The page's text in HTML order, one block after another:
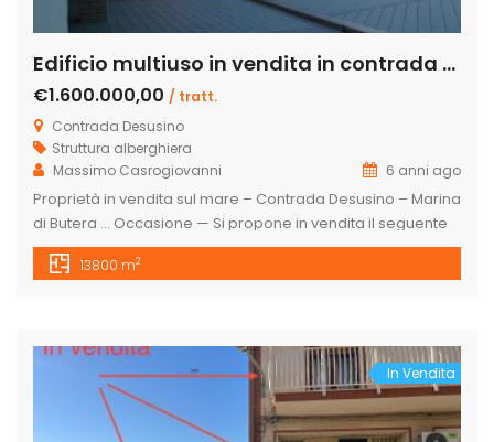
Edificio multiuso in vendita in contrada Desusino s.n.c., Butera
€1.600.000,00 / tratt.
Contrada Desusino
Struttura alberghiera
Massimo Casrogiovanni
6 anni ago
Proprietà in vendita sul mare – Contrada Desusino – Marina
di Butera … Occasione — Si propone in vendita il seguente
cespite immobiliare, totalmente da ristrutturare, a confine
con la spiaggia, ottima struttura ricettiva, per casa di riposo
13800 m2
In Vendita